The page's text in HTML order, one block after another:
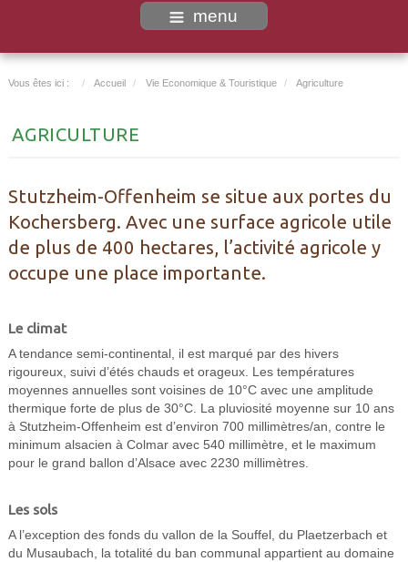
menu
Vous êtes ici : Accueil Vie Economique & Touristique Agriculture
AGRICULTURE
Stutzheim-Offenheim se situe aux portes du
Kochersberg. Avec une surface agricole utile
de plus de 400 hectares, l’activité agricole y
occupe une place importante.
Le climat
A tendance semi-continental, il est marqué par des hivers
rigoureux, suivi d’étés chauds et orageux. Les températures
moyennes annuelles sont voisines de 10°C avec une amplitude
thermique forte de plus de 30°C. La pluviosité moyenne sur 10 ans
à Stutzheim-Offenheim est d’environ 700 millimètres/an, contre le
minimum alsacien à Colmar avec 540 millimètre, et le maximum
pour le grand ballon d’Alsace avec 2230 millimètres.
Les sols
A l’exception des fonds du vallon de la Souffel, du Plaetzerbach et
du Musaubach, la totalité du ban communal appartient au domaine